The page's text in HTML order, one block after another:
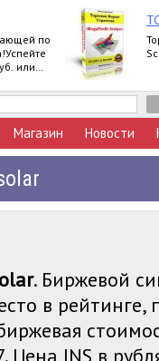
по
или
Магазин Новости
. Биржевой
в
INS в